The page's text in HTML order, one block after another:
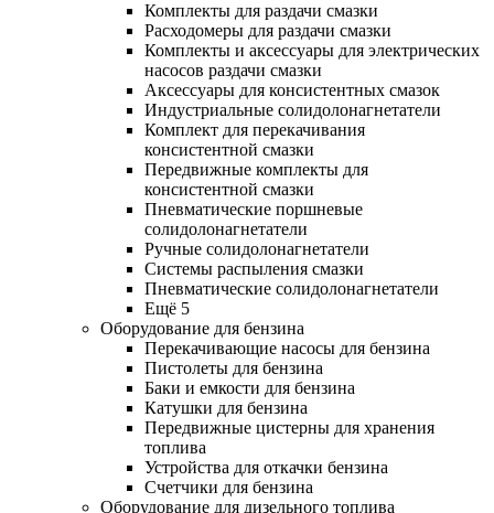
Комплекты для раздачи смазки
Расходомеры для раздачи смазки
Комплекты и аксессуары для электрических
насосов раздачи смазки
Аксессуары для консистентных смазок
Индустриальные солидолонагнетатели
Комплект для перекачивания
консистентной смазки
Передвижные комплекты для
консистентной смазки
Пневматические поршневые
солидолонагнетатели
Ручные солидолонагнетатели
Системы распыления смазки
Пневматические солидолонагнетатели
Ещё 5
Оборудование для бензина
Перекачивающие насосы для бензина
Пистолеты для бензина
Баки и емкости для бензина
Катушки для бензина
Передвижные цистерны для хранения
топлива
Устройства для откачки бензина
Счетчики для бензина
Оборудование для дизельного топлива